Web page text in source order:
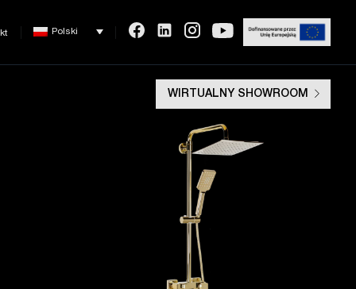
Polski
WIRTUALNY SHOWROOM